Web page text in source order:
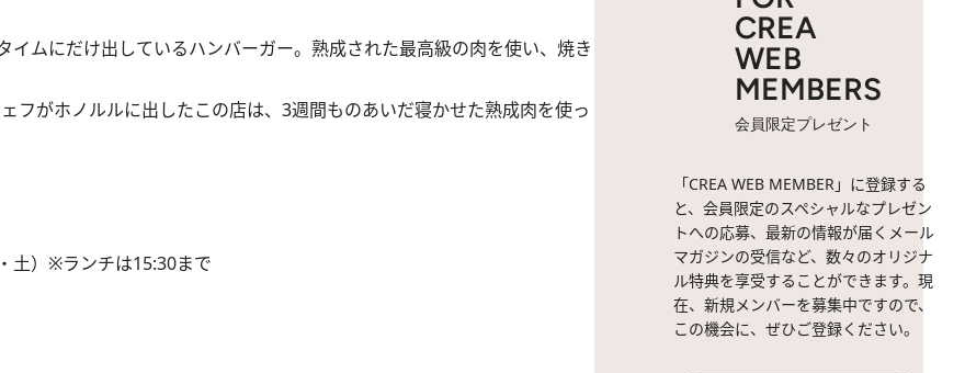
ムにだけ出しているハンバーガー。熟成された最高級の肉を使い、焼き
フがホノルルに出したこの店は、3週間ものあいだ寝かせた熟成肉を使っ
土）※ランチは15:30まで
CREA
WEB
MEMBERS
会員限定プレゼント
「CREA WEB MEMBER」に登録する
と、会員限定のスペシャルなプレゼン
トへの応募、最新の情報が届くメール
マガジンの受信など、数々のオリジナ
ル特典を享受することができます。現
在、新規メンバーを募集中ですので、
この機会に、ぜひご登録ください。